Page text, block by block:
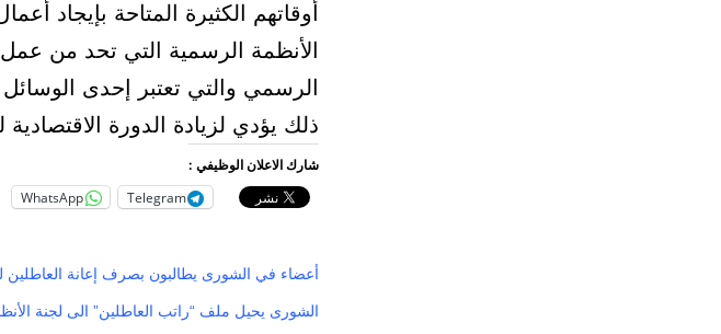
أوقاتهم الكثيرة المتاحة بإيجاد
الأنظمة الرسمية التي تحد من
الرسمي والتي تعتبر إحدى
ذلك يؤدي لزيادة الدورة الاقتصادية
شارك الاعلان الوظيفي :
Telegram
WhatsApp
أعضاء في الشورى يطالبون بصرف إعانة العاطلين
الشورى يحيل ملف “راتب العاطلين” الى لجنة